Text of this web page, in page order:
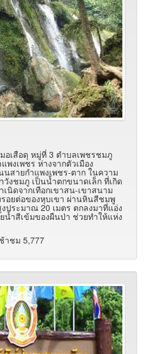
เสือดุ หมู่ที่ 3 ตำบลเพชรชมภู
พงเพชร ห่างจากตัวเมือง
สายกำแพงเพชร-ตาก ในความ
งชมภู เป็นน้ำตกขนาดเล็ก ที่เกิด
นิดจากเทือกเขาสน-เขาสนาม
อยต่อของหุบเขา ผ่านหินสีชมพู
ประมาณ 20 เมตร ตกลงมาที่แอ่ง
ำสีเข้มของผืนป่า ช่วยทำให้แห่ง
าชม 5,777